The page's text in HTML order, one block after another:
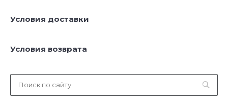
Условия доставки
Условия возврата